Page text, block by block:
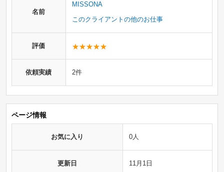
名前
MISSONA
このクライアントの他のお仕事
評価
依頼実績 2件
ページ情報
お気に入り 0人
更新日 11月1日